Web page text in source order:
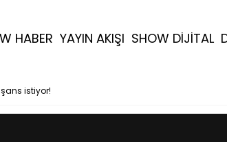
HABER YAYIN AKIŞI SHOW DİJİTAL
istiyor!